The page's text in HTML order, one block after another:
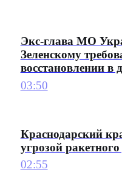
Экс-глава МО
Зеленскому
восстановлении в
03:50
Краснодарский
угрозой
02:55